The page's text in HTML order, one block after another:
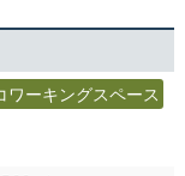
ワーキングスペース